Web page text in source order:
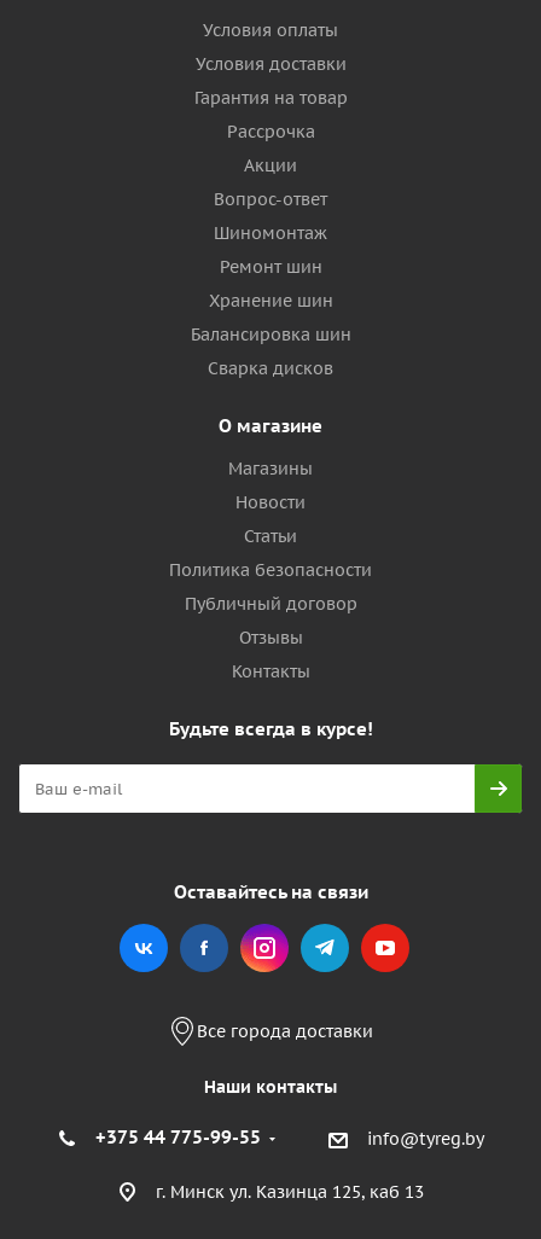
Условия оплаты
Условия доставки
Гарантия на товар
Рассрочка
Акции
Вопрос-ответ
Шиномонтаж
Ремонт шин
Хранение шин
Балансировка шин
Сварка дисков
О магазине
Магазины
Новости
Статьи
Политика безопасности
Публичный договор
Отзывы
Контакты
Будьте всегда в курсе!
Оставайтесь на связи
Все города доставки
Наши контакты
+375 44 775-99-55 info@tyreg.by
г. Минск ул. Казинца 125, каб 13